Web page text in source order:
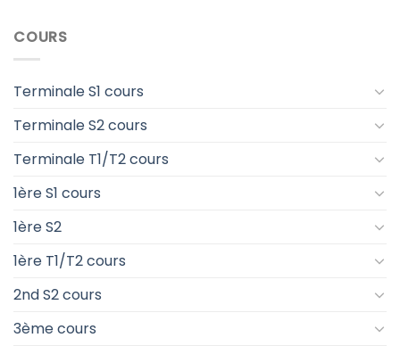
COURS
Terminale S1 cours
Terminale S2 cours
Terminale T1/T2 cours
1ère S1 cours
1ère S2
1ère T1/T2 cours
2nd S2 cours
3ème cours